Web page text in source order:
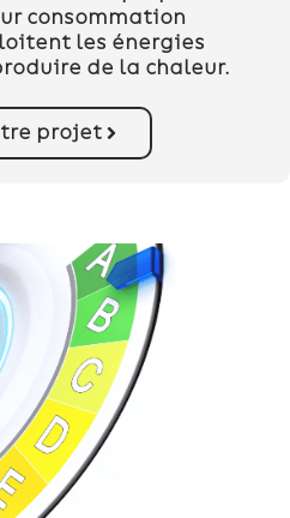
consommation
les énergies
de la chaleur.
projet